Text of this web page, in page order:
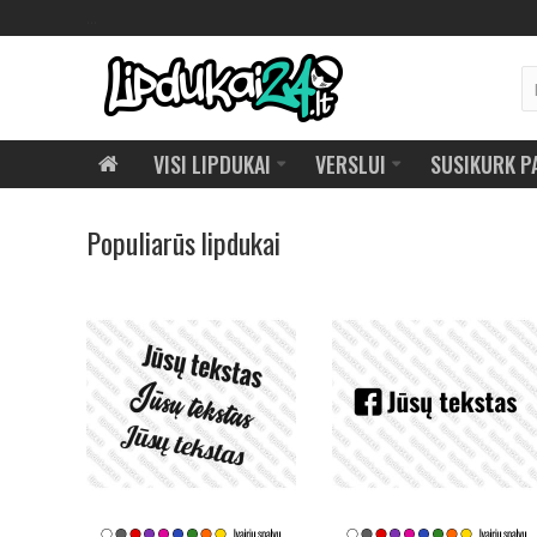
VISI LIPDUKAI VERSLUI SUSIKURK
Populiarūs lipdukai